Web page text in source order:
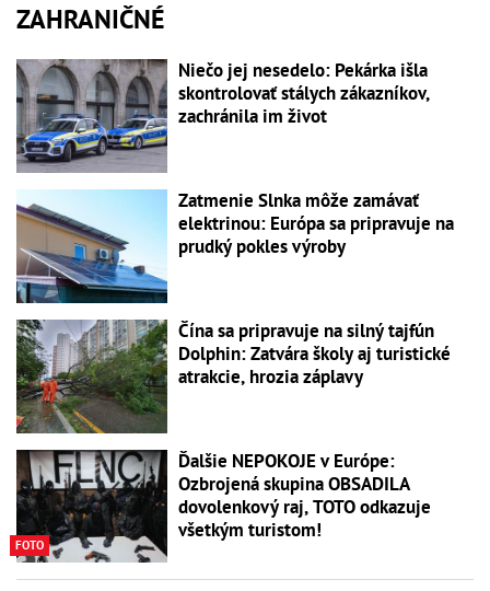
ZAHRANIČNÉ
Niečo jej nesedelo: Pekárka išla
skontrolovať stálych zákazníkov,
zachránila im život
Zatmenie Slnka môže zamávať
elektrinou: Európa sa pripravuje na
prudký pokles výroby
Čína sa pripravuje na silný tajfún
Dolphin: Zatvára školy aj turistické
atrakcie, hrozia záplavy
FOTO
Ďalšie NEPOKOJE v Európe:
Ozbrojená skupina OBSADILA
dovolenkový raj, TOTO odkazuje
všetkým turistom!